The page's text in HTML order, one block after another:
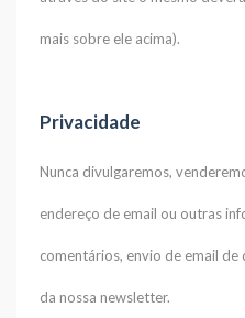
mais sobre ele acima).
Privacidade
Nunca divulgaremos,
endereço de email ou outras
comentários, envio de email
da nossa newsletter.